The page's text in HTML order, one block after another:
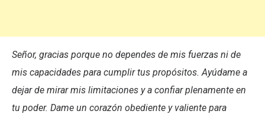
Señor, gracias porque no dependes de mis fuerzas ni de
mis capacidades para cumplir tus propósitos. Ayúdame a
dejar de mirar mis limitaciones y a confiar plenamente en
tu poder. Dame un corazón obediente y valiente para